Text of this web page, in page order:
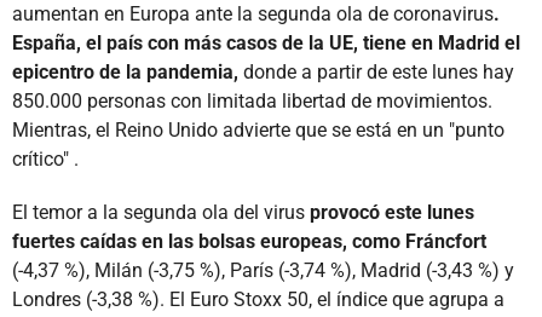
aumentan en Europa ante la segunda ola de coronavirus.
España, el país con más casos de la UE, tiene en Madrid el
epicentro de la pandemia, donde a partir de este lunes hay
850.000 personas con limitada libertad de movimientos.
Mientras, el Reino Unido advierte que se está en un "punto
crítico" .
El temor a la segunda ola del virus provocó este lunes
fuertes caídas en las bolsas europeas, como Fráncfort
(-4,37 %), Milán (-3,75 %), París (-3,74 %), Madrid (-3,43 %) y
Londres (-3,38 %). El Euro Stoxx 50, el índice que agrupa a